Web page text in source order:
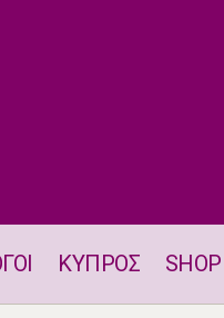
ΚΥΠΡΟΣ SHOP